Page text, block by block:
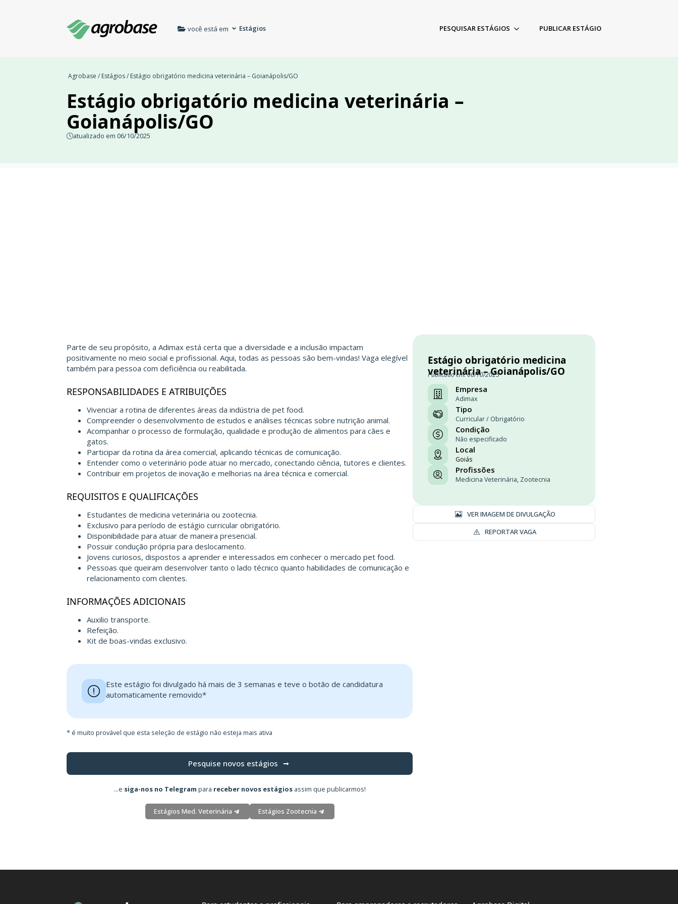
você está em Estágios PESQUISAR ESTÁGIOS PUBLICAR ESTÁGIO
Agrobase / Estágios/ Estágio obrigatório medicina veterinária – Goianápolis/GO
Estágio obrigatório medicina veterinária –
Goianápolis/GO
atualizado em 06/10/2025
Parte de seu propósito, a Adimax está certa que a diversidade e a inclusão impactam
positivamente no meio social e profissional. Aqui, todas as pessoas são bem-vindas! Vaga elegível
também para pessoa com deficiência ou reabilitada.
RESPONSABILIDADES E ATRIBUIÇÕES
Vivenciar a rotina de diferentes áreas da indústria de pet food.
Compreender o desenvolvimento de estudos e análises técnicas sobre nutrição animal.
Acompanhar o processo de formulação, qualidade e produção de alimentos para cães e
gatos.
Participar da rotina da área comercial, aplicando técnicas de comunicação.
Entender como o veterinário pode atuar no mercado, conectando ciência, tutores e clientes.
Contribuir em projetos de inovação e melhorias na área técnica e comercial.
REQUISITOS E QUALIFICAÇÕES
Estudantes de medicina veterinária ou zootecnia.
Exclusivo para período de estágio curricular obrigatório.
Disponibilidade para atuar de maneira presencial.
Possuir condução própria para deslocamento.
Jovens curiosos, dispostos a aprender e interessados em conhecer o mercado pet food.
Pessoas que queiram desenvolver tanto o lado técnico quanto habilidades de comunicação e
relacionamento com clientes.
INFORMAÇÕES ADICIONAIS
Auxilio transporte.
Refeição.
Kit de boas-vindas exclusivo.
Este estágio foi divulgado há mais de 3 semanas e teve o botão de candidatura
automaticamente removido*
* é muito provável que esta seleção de estágio não esteja mais ativa
Pesquise novos estágios
...e siga-nos no Telegram para receber novos estágiosassim que publicarmos!
Estágios Med. Veterinária Estágios Zootecnia
Estágio obrigatório medicina
veterinária – Goianápolis/GO
Publicado em: 06/10/2025
Empresa
Adimax
Tipo
Curricular / Obrigatório
Condição
Não especificado
Local
Goiás
Profissões
Medicina Veterinária, Zootecnia
VER IMAGEM DE DIVULGAÇÃO
REPORTAR VAGA